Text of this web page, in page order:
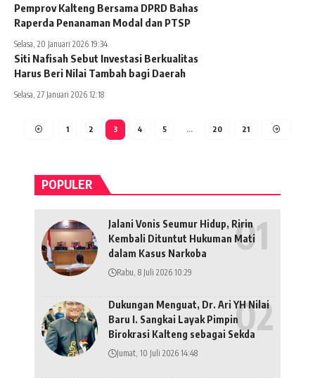
Pemprov Kalteng Bersama DPRD Bahas
Raperda Penanaman Modal dan PTSP
Selasa, 20 Januari 2026 19:34
Siti Nafisah Sebut Investasi Berkualitas
Harus Beri Nilai Tambah bagi Daerah
Selasa, 27 Januari 2026 12:18
1 2 3 4 5 … 20 21
POPULER
Jalani Vonis Seumur Hidup, Ririn
Kembali Dituntut Hukuman Mati
dalam Kasus Narkoba
Rabu, 8 Juli 2026 10:29
Dukungan Menguat, Dr. Ari YH Nilai
Baru I. Sangkai Layak Pimpin
Birokrasi Kalteng sebagai Sekda
Jumat, 10 Juli 2026 14:48